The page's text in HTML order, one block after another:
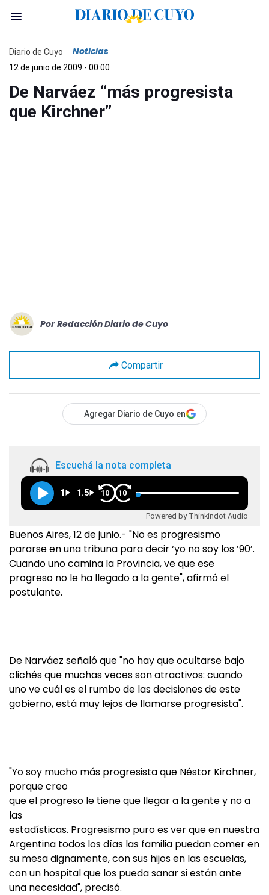
Diario de Cuyo Noticias
12 de junio de 2009 - 00:00
De Narváez “más progresista
que Kirchner”
Por Redacción Diario de Cuyo
Compartir
Agregar Diario de Cuyo en
Escuchá la nota completa
1 1.5 10 10
Powered by Thinkindot Audio
Buenos Aires, 12 de junio.- "No es progresismo
pararse en una tribuna para decir ‘yo no soy los ’90’.
Cuando uno camina la Provincia, ve que ese
progreso no le ha llegado a la gente", afirmó el
postulante.
De Narváez señaló que "no hay que ocultarse bajo
clichés que muchas veces son atractivos: cuando
uno ve cuál es el rumbo de las decisiones de este
gobierno, está muy lejos de llamarse progresista".
"Yo soy mucho más progresista que Néstor Kirchner,
porque creo
que el progreso le tiene que llegar a la gente y no a
las
estadísticas. Progresismo puro es ver que en nuestra
Argentina todos los días las familia puedan comer en
su mesa dignamente, con sus hijos en las escuelas,
con un hospital que los pueda sanar si están ante
una necesidad", precisó.